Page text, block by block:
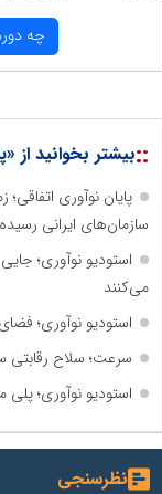
چه
::بیشتر بخوانید از
پایان نوآوری
سازمان‌های ایرانی
استودیو نوآوری؛
می‌کنند
استودیو نوآوری؛
سرعت؛ سلاح رقابتی
استودیو نوآوری؛
نظرسنجی